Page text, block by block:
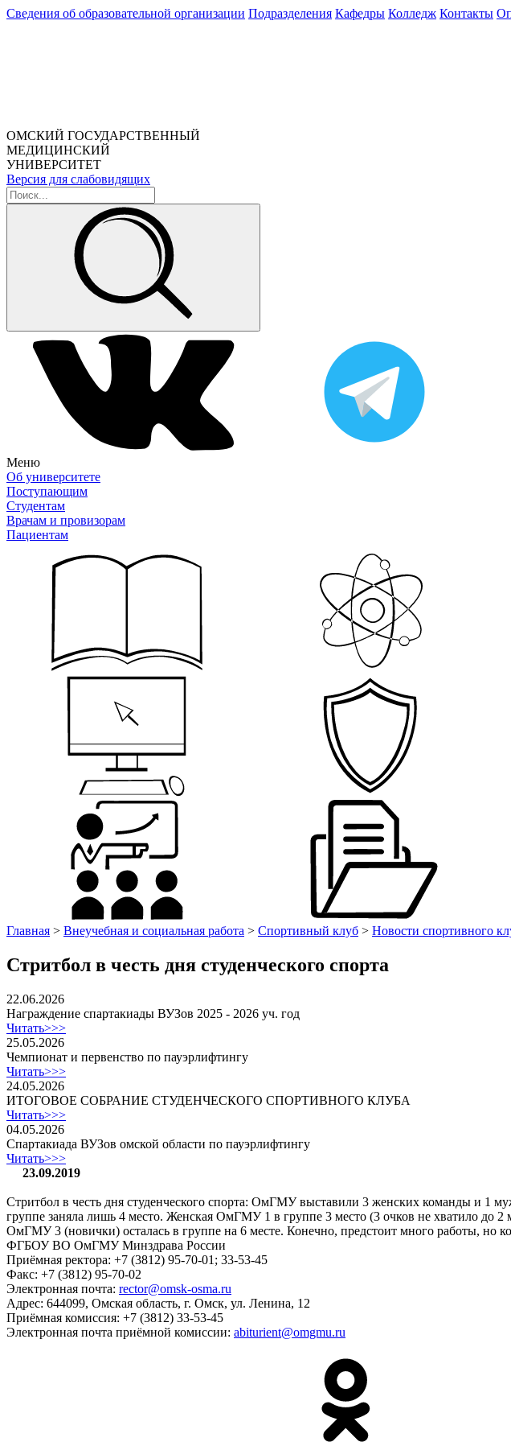
Сведения об образовательной организации Подразделения Кафедры Колледж Контакты
ОМСКИЙ ГОСУДАРСТВЕННЫЙ
МЕДИЦИНСКИЙ
УНИВЕРСИТЕТ
Версия для слабовидящих
Меню
Об университете
Поступающим
Студентам
Врачам и провизорам
Пациентам
Главная > Внеучебная и социальная работа > Спортивный клуб > Новости спортивного
Стритбол в честь дня студенческого спорта
22.06.2026
Награждение спартакиады ВУЗов 2025 - 2026 уч. год
Читать>>>
25.05.2026
Чемпионат и первенство по пауэрлифтингу
Читать>>>
24.05.2026
ИТОГОВОЕ СОБРАНИЕ СТУДЕНЧЕСКОГО СПОРТИВНОГО КЛУБА
Читать>>>
04.05.2026
Спартакиада ВУЗов омской области по пауэрлифтингу
Читать>>>
23.09.2019
Стритбол в честь дня студенческого спорта: ОмГМУ выставили 3 женских команды и
группе заняла лишь 4 место. Женская ОмГМУ 1 в группе 3 место (3 очков не хватило
ОмГМУ 3 (новички) осталась в группе на 6 месте. Конечно, предстоит много работы, но
ФГБОУ ВО ОмГМУ Минздрава России
Приёмная ректора: +7 (3812) 95-70-01; 33-53-45
Факс: +7 (3812) 95-70-02
Электронная почта: rector@omsk-osma.ru
Адрес: 644099, Омская область, г. Омск, ул. Ленина, 12
Приёмная комиссия: +7 (3812) 33-53-45
Электронная почта приёмной комиссии: abiturient@omgmu.ru